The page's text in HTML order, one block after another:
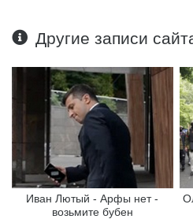
Другие записи
Иван Лютый - Арфы нет -
возьмите бубен